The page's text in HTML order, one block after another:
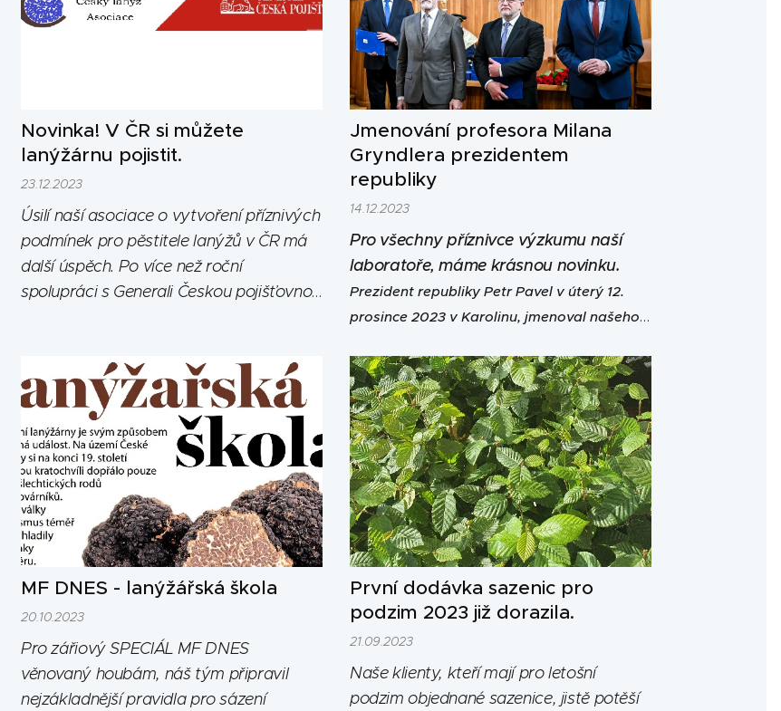
Novinka! V ČR si můžete
lanýžárnu pojistit.
23.12.2023
Úsilí naší asociace o vytvoření příznivých
podmínek pro pěstitele lanýžů v ČR má
další úspěch. Po více než roční
spolupráci s Generali Českou pojišťovnou
pod vánoční stromeček dárek - Pojištění
lanýžových kultur.Jedná se o unikátní
produkt nejenom na české poměry, aly i...
Jmenování profesora Milana
Gryndlera prezidentem
republiky
14.12.2023
Pro všechny příznivce výzkumu naší
laboratoře, máme krásnou novinku.
Prezident republiky Petr Pavel v úterý 12.
prosince 2023 v Karolinu, jmenoval našeho
MF DNES - lanýžářská škola
20.10.2023
Pro zářiový SPECIÁL MF DNES
věnovaný houbám, náš tým připravil
nejzákladnější pravidla pro sázení
První dodávka sazenic pro
podzim 2023 již dorazila.
21.09.2023
Naše klienty, kteří mají pro letošní
podzim objednané sazenice, jistě potěší